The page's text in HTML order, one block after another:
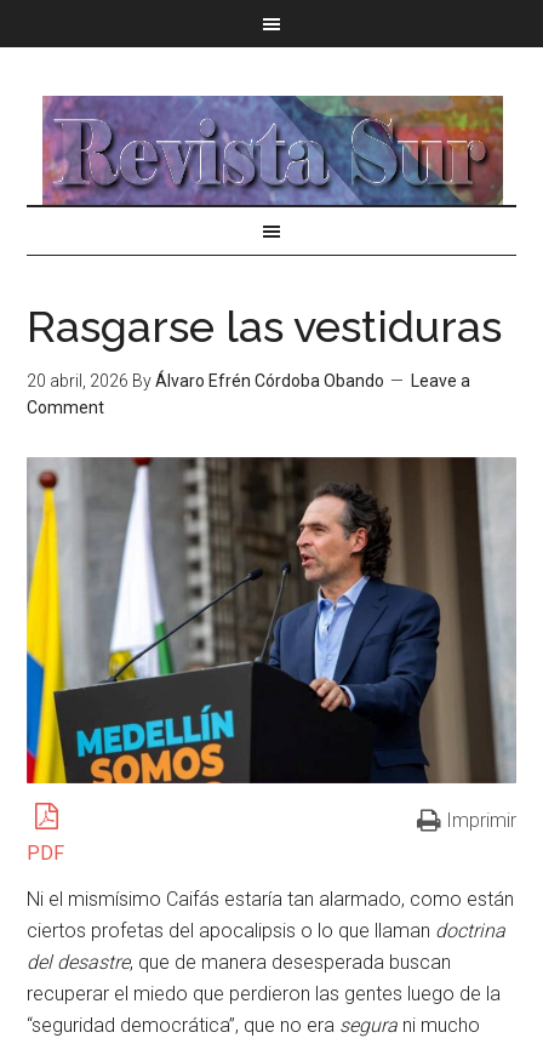
Rasgarse las vestiduras
20 abril, 2026 ByÁlvaro Efrén Córdoba Obando
Leave a
Comment
PDF
Imprimir
Ni el mismísimo Caifás estaría tan alarmado, como están
ciertos profetas del apocalipsis o lo que llaman doctrina
del desastre, que de manera desesperada buscan
recuperar el miedo que perdieron las gentes luego de la
“seguridad democrática”, que no era segura ni mucho